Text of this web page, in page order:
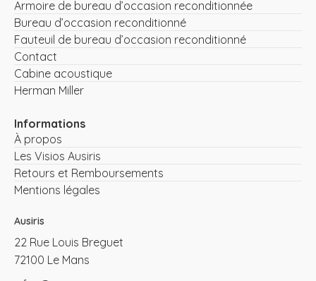
Armoire de bureau d’occasion reconditionnée
Bureau d’occasion reconditionné
Fauteuil de bureau d’occasion reconditionné
Contact
Cabine acoustique
Herman Miller
Informations
À propos
Les Visios Ausiris
Retours et Remboursements
Mentions légales
Ausiris
22 Rue Louis Breguet
72100 Le Mans